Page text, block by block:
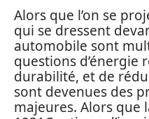
Alors que l’on se
qui se dressent
automobile sont
questions d’énergie
durabilité, et de
sont devenues des
majeures. Alors que